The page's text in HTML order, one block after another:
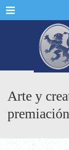
Menu
Arte y